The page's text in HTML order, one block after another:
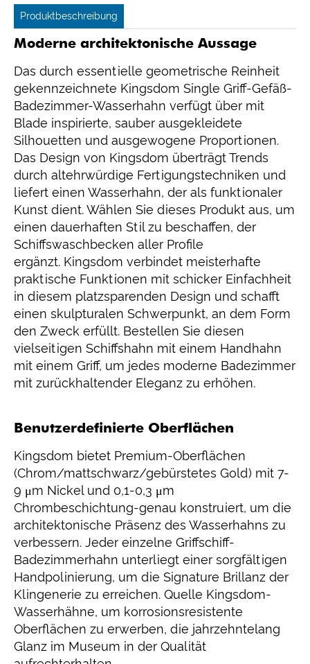
Produktbeschreibung
Moderne architektonische Aussage
Das durch essentielle geometrische Reinheit
gekennzeichnete Kingsdom Single Griff-Gefäß-
Badezimmer-Wasserhahn verfügt über mit
Blade inspirierte, sauber ausgekleidete
Silhouetten und ausgewogene Proportionen.
Das Design von Kingsdom überträgt Trends
durch altehrwürdige Fertigungstechniken und
liefert einen Wasserhahn, der als funktionaler
Kunst dient. Wählen Sie dieses Produkt aus, um
einen dauerhaften Stil zu beschaffen, der
Schiffswaschbecken aller Profile
ergänzt. Kingsdom verbindet meisterhafte
praktische Funktionen mit schicker Einfachheit
in diesem platzsparenden Design und schafft
einen skulpturalen Schwerpunkt, an dem Form
den Zweck erfüllt. Bestellen Sie diesen
vielseitigen Schiffshahn mit einem Handhahn
mit einem Griff, um jedes moderne Badezimmer
mit zurückhaltender Eleganz zu erhöhen.
Benutzerdefinierte Oberflächen
Kingsdom bietet Premium-Oberflächen
(Chrom/mattschwarz/gebürstetes Gold) mit 7-
9 μm Nickel und 0,1-0,3 μm
Chrombeschichtung-genau konstruiert, um die
architektonische Präsenz des Wasserhahns zu
verbessern. Jeder einzelne Griffschiff-
Badezimmerhahn unterliegt einer sorgfältigen
Handpolinierung, um die Signature Brillanz der
Klingenerie zu erreichen. Quelle Kingsdom-
Wasserhähne, um korrosionsresistente
Oberflächen zu erwerben, die jahrzehntelang
Glanz im Museum in der Qualität